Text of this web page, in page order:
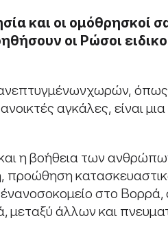
και οι ομόθρησκοί
οι Ρώσοι
όπως
αγκάλες, είναι
η βοήθεια των
προώθηση
στο
άλλων και